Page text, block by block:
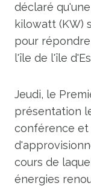
déclaré
kilowatt (KW)
pour
l'île de l'île
Jeudi, le
présentation
conférence et
cours de
énergies